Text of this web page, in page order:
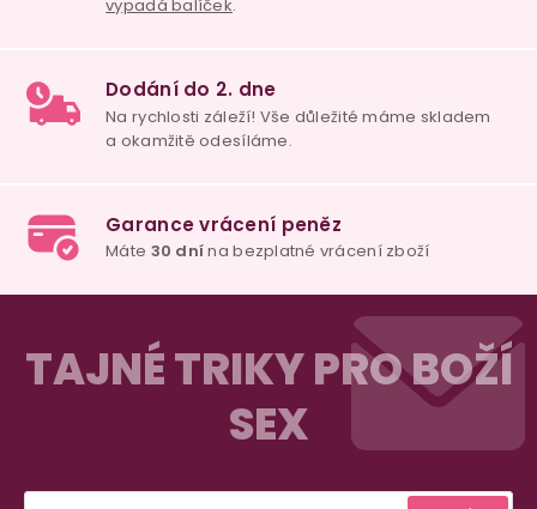
TAJNÉ TRIKY PRO BOŽÍ
SEX